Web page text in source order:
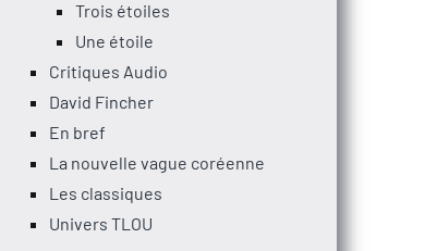
Trois étoiles
Une étoile
Critiques Audio
David Fincher
En bref
La nouvelle vague coréenne
Les classiques
Univers TLOU